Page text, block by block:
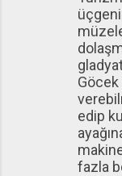
edip
fazla